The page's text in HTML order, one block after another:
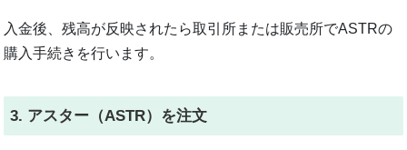
入金後、残高が反映されたら取引所または販売所でASTRの
購入手続きを行います。
3. アスター（ASTR）を注文